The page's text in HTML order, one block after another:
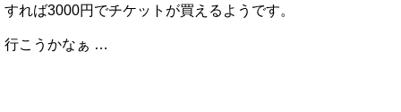
すれば3000円でチケットが買えるようです。
行こうかなぁ …